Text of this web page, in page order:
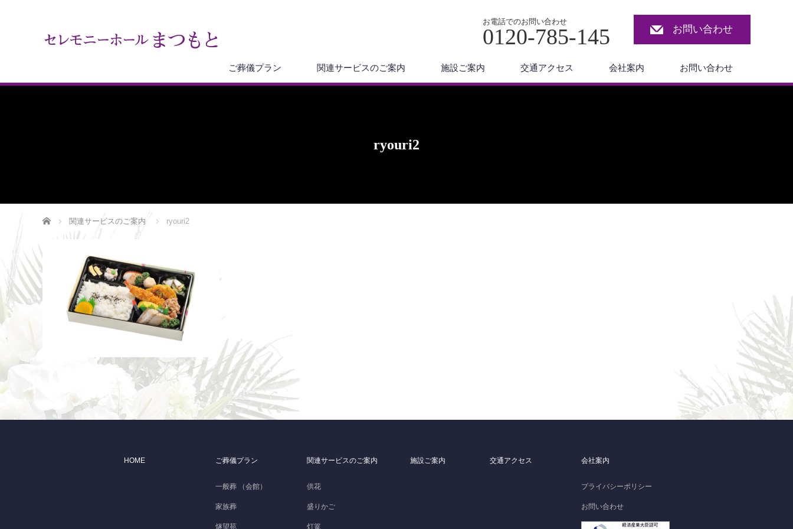
お電話でのお問い合わせ
0120-785-145 お問い合わせ
ご葬儀プラン 関連サービスのご案内 施設ご案内 交通アクセス 会社案内 お問い合わせ
ryouri2
ホーム 関連サービスのご案内 ryouri2
HOME ご葬儀プラン
一般葬 （会館）
家族葬
燧望苑
関連サービスのご案内
供花
盛りかご
灯篭
施設ご案内 交通アクセス 会社案内
プライバシーポリシー
お問い合わせ